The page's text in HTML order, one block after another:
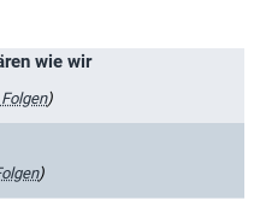
wie wir
Folgen)
)